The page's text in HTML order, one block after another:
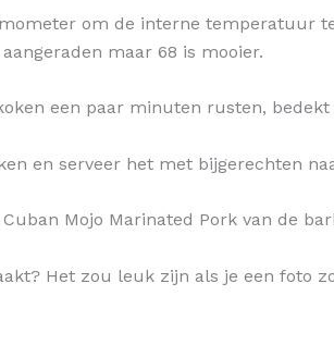
om de interne temperatuur
maar 68 is mooier.
een paar minuten rusten,
en serveer het met bijgerechten
Mojo Marinated Pork van de
Het zou leuk zijn als je een foto